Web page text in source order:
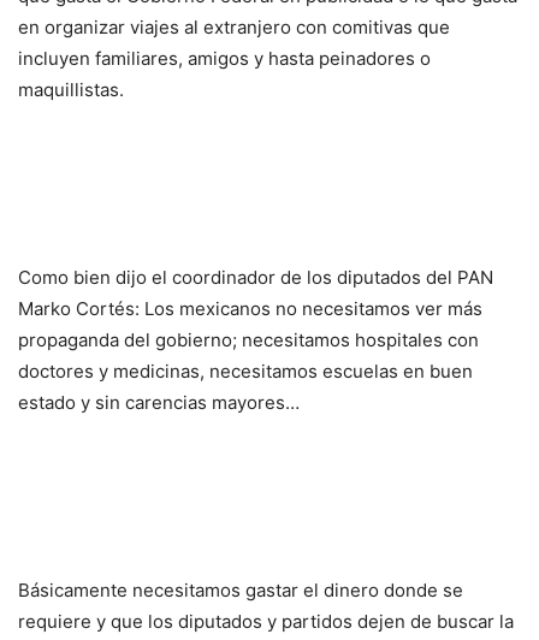
en organizar viajes al extranjero con comitivas que
incluyen familiares, amigos y hasta peinadores o
maquillistas.
Como bien dijo el coordinador de los diputados del PAN
Marko Cortés: Los mexicanos no necesitamos ver más
propaganda del gobierno; necesitamos hospitales con
doctores y medicinas, necesitamos escuelas en buen
estado y sin carencias mayores…
Básicamente necesitamos gastar el dinero donde se
requiere y que los diputados y partidos dejen de buscar la